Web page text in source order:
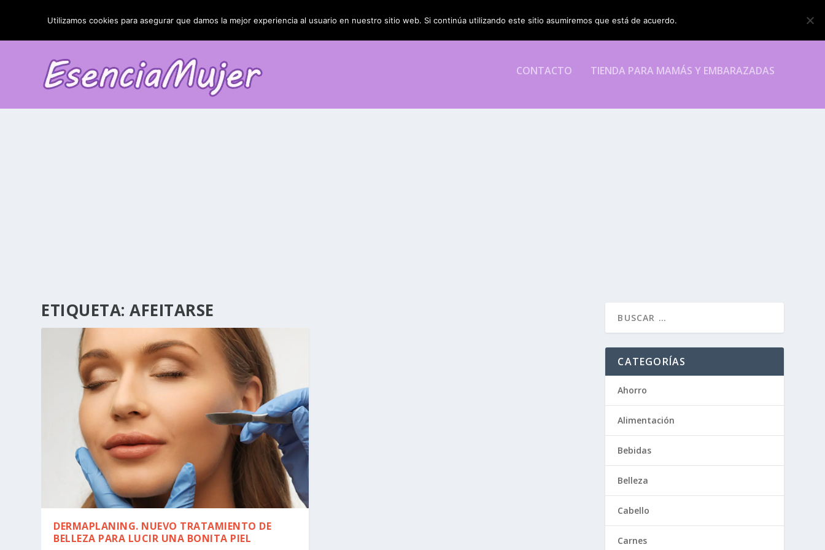
TENDENCIAS: La blefaroplastia y sus resultados
CONTACTO TIENDA PARA MAMÁS Y EMBARAZADAS
ETIQUETA:AFEITARSE
DERMAPLANING. NUEVO TRATAMIENTO DE
BELLEZA PARA LUCIR UNA BONITA PIEL
CATEGORÍAS
Ahorro
Alimentación
Bebidas
Belleza
Cabello
Carnes
Utilizamos cookies para asegurar que damos la mejor experiencia al usuario en nuestro sitio web. Si continúa utilizando este sitio asumiremos que está de acuerdo.